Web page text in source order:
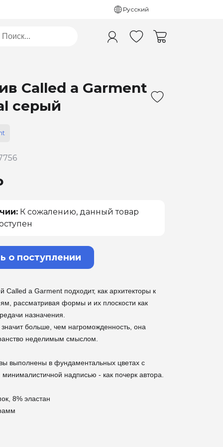
Русский
Called a Garment
серый
К сожалению, данный товар
о поступлении
Called a Garment подходит, как архитекторы к
рассматривая формы и их плоскости как
назначения.
больше, чем нагроможденность, она
неделимым смыслом.
выполнены в фундаментальных цветах с
надписью - как почерк автора.
8% эластан